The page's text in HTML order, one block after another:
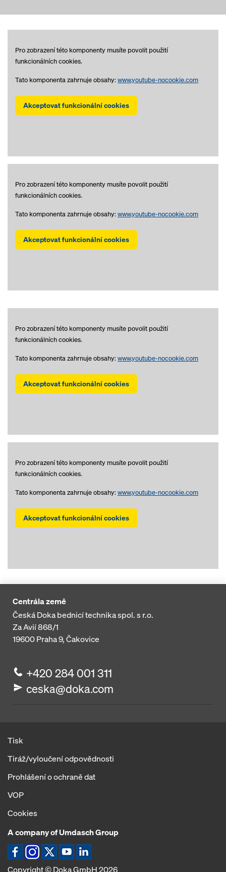
Pro zobrazení této komponenty musíte povolit použití
funkcionálních cookies.
Tato komponenta zahrnuje obsahy:www.youtube-nocookie.com
Akceptovat funkcionální cookies
Pro zobrazení této komponenty musíte povolit použití
funkcionálních cookies.
Tato komponenta zahrnuje obsahy:www.youtube-nocookie.com
Akceptovat funkcionální cookies
Pro zobrazení této komponenty musíte povolit použití
funkcionálních cookies.
Tato komponenta zahrnuje obsahy:www.youtube-nocookie.com
Akceptovat funkcionální cookies
Pro zobrazení této komponenty musíte povolit použití
funkcionálních cookies.
Tato komponenta zahrnuje obsahy:www.youtube-nocookie.com
Akceptovat funkcionální cookies
Centrála země
Česká Doka bednicí technika spol. s r.o.
Za Avií 868/1
19600Praha 9, Čakovice
+420 284 001 311
ceska@doka.com
Tisk
Tiráž/vyloučení odpovědnosti
Prohlášení o ochraně dat
VOP
Cookies
A company of Umdasch Group
Ikona Facebook
Ikona Instagram
Ikona XIkona YouTube
Ikona LinkedIn
Copyright © Doka GmbH 2026